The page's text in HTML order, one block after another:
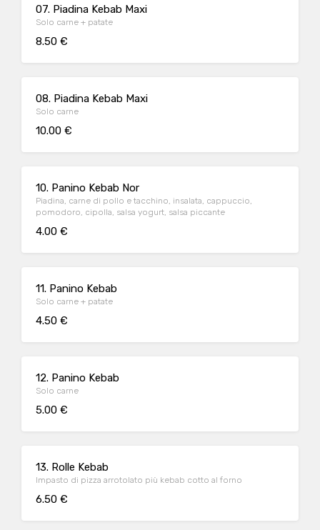
07. Piadina Kebab Maxi
Solo carne + patate
8.50 €
08. Piadina Kebab Maxi
Solo carne
10.00 €
10. Panino Kebab Nor
Piadina, carne di pollo e tacchino, insalata, cappuccio,
pomodoro, cipolla, salsa yogurt, salsa piccante
4.00 €
11. Panino Kebab
Solo carne + patate
4.50 €
12. Panino Kebab
Solo carne
5.00 €
13. Rolle Kebab
Impasto di pizza arrotolato più kebab cotto al forno
6.50 €